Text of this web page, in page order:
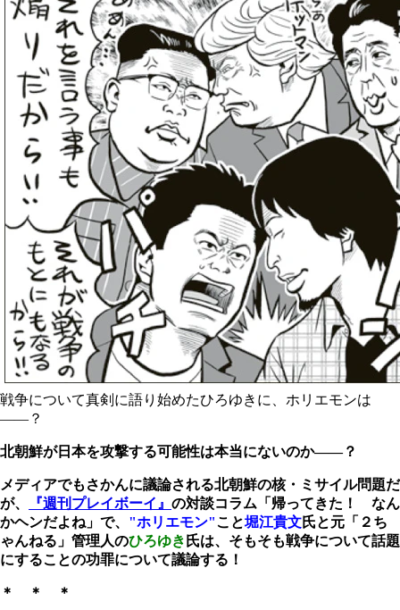
戦争について真剣に語り始めたひろゆきに、ホリエモンは
――？
北朝鮮が日本を攻撃する可能性は本当にないのか――？
メディアでもさかんに議論される北朝鮮の核・ミサイル問題だ
が、
『週刊プレイボーイ』 の対談コラム「帰ってきた！ なん
かヘンだよね」で、 "ホリエモン"こと堀江貴文氏と元「２ち
ゃんねる」管理人のひろゆき 氏は、そもそも戦争について話題
にすることの功罪について議論する！
＊ ＊ ＊